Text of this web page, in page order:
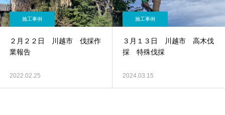
施工事例
２月２２日 川越市 伐採作
業報告
2022.02.25
施工事例
３月１３日 川越市 高木伐
採 特殊伐採
2024.03.15